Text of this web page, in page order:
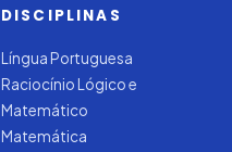
DISCIPLINAS
Língua Portuguesa
Raciocínio Lógico e
Matemático
Matemática